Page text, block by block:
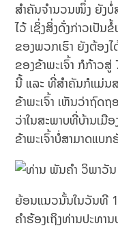
ສຳຄັນຈຳນວນໜຶ່ງ ຍັງບໍ່
ໄວ້ ເຊິ່ງສິ່ງດັ່ງກ່າວເປັ
ຂອງພວກເຮົາ ຍັງຕ້ອງ
ຂອງຂ້າພະເຈົ້າ ກໍກ້າວ
ນີ້ ແລະ ທີ່ສຳຄັນກໍແມ່ນສ
ຂ້າພະເຈົ້າ ເຫັນວ່າຖົດ
ວ່າໃນສະພາບທີ່ບ້ານເ
ຂ້າພະເຈົ້າບໍ່ສາມາດແ
ຍ້ອນແນວນັ້ນໃນວັນທີ
ຄຳຮ້ອງເຖິງທ່ານປະທາ